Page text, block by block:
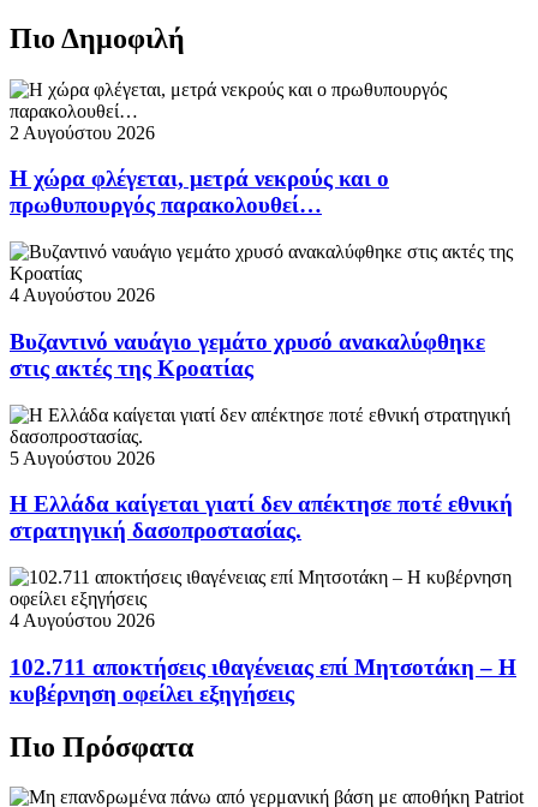
Πιο Δημοφιλή
2 Αυγούστου 2026
Η χώρα φλέγεται, μετρά νεκρούς και ο
πρωθυπουργός παρακολουθεί…
4 Αυγούστου 2026
Βυζαντινό ναυάγιο γεμάτο χρυσό ανακαλύφθηκε
στις ακτές της Κροατίας
5 Αυγούστου 2026
Η Ελλάδα καίγεται γιατί δεν απέκτησε ποτέ εθνική
στρατηγική δασοπροστασίας.
4 Αυγούστου 2026
102.711 αποκτήσεις ιθαγένειας επί Μητσοτάκη – Η
κυβέρνηση οφείλει εξηγήσεις
Πιο Πρόσφατα